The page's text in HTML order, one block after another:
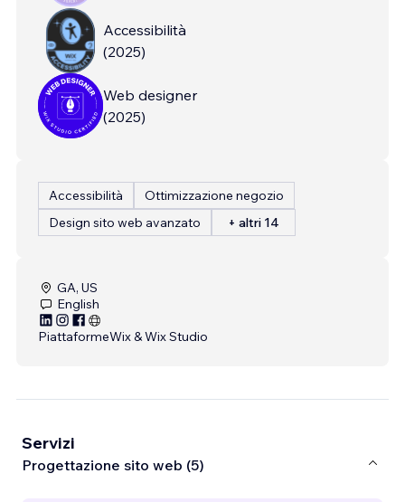
Accessibilità
(2025)
Web designer
(2025)
Accessibilità
Ottimizzazione negozio
Design sito web avanzato
+ altri 14
GA, US
English
PiattaformeWix & Wix Studio
Servizi
Progettazione sito web (5)